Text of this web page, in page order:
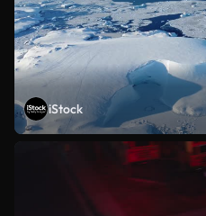
iStock